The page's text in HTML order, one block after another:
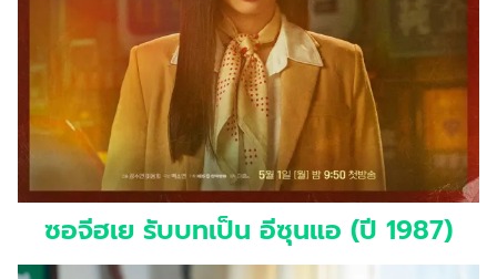
ซอจีฮเย รับบทเป็น อีซุนแอ (ปี 1987)